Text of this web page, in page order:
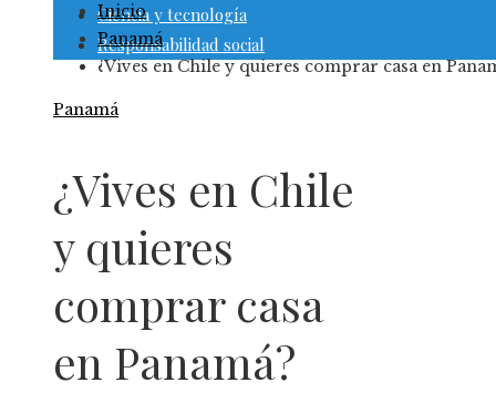
Ciencia y tecnología
Responsabilidad social
Inicio
Panamá
¿Vives en Chile y quieres comprar casa en
Panamá
¿Vives en Chile
y quieres
comprar casa
en Panamá?